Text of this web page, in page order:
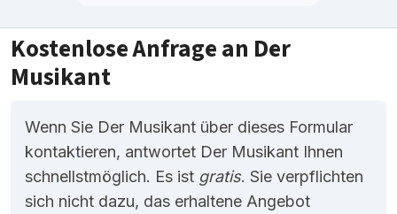
Kostenlose Anfrage an Der
Musikant
Wenn Sie Der Musikant über dieses Formular
kontaktieren, antwortet Der Musikant Ihnen
schnellstmöglich. Es ist gratis. Sie verpflichten
sich nicht dazu, das erhaltene Angebot